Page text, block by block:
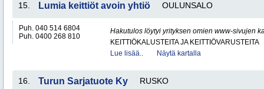
15. Lumia keittiöt avoin yhtiö OULUNSALO
Puh. 040 514 6804
Puh. 0400 268 810
Hakutulos löytyi yrityksen omien www-sivujen
KEITTIÖKALUSTEITA JA KEITTIÖVARUSTEITA
Lue lisää..
Näytä kartalla
16. Turun Sarjatuote Ky RUSKO